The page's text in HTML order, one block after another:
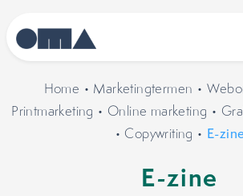
Home • Marketingtermen •
Printmarketing • Online marketing •
• Copywriting • E-
E-zine